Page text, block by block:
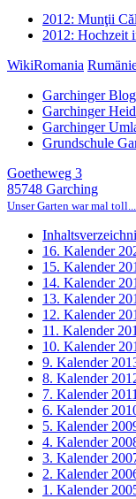
2012: Munţii
2012: Hochzeit
WikiRomania
Garchinger Blog
Garchinger
Garchinger
Grundschule
Goetheweg 3
85748 Garching
Unser Garten war mal toll...
16. Kalender
15. Kalender
14. Kalender
13. Kalender
12. Kalender
11. Kalender
10. Kalender
9. Kalender
8. Kalender
7. Kalender 2011
6. Kalender
5. Kalender
4. Kalender
3. Kalender
2. Kalender
1. Kalender